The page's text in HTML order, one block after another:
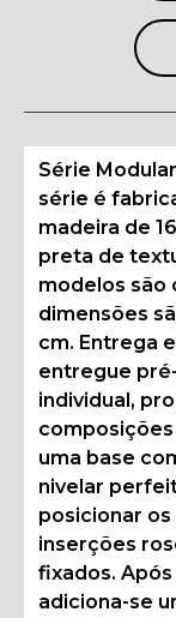
Série
série é
madeira de
preta de
modelos são
dimensões
cm. Entrega
entregue
individual,
composições
uma base
nivelar
posicionar os
inserções
fixados.
adiciona-se